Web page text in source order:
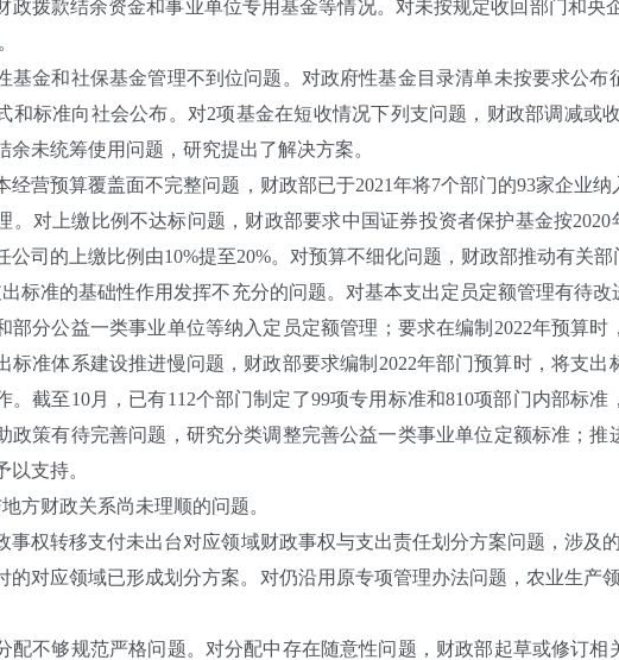
政拨款结余资金和事业单位专用基金等情况。对未按规定收回部门和央
金和社保基金管理不到位问题。对政府性基金目录清单未按要求公布
和标准向社会公布。对2项基金在短收情况下列支问题，财政部调减或
余未统筹使用问题，研究提出了解决方案。
预算覆盖面不完整问题，财政部已于2021年将7个部门的93家企业纳
。对上缴比例不达标问题，财政部要求中国证券投资者保护基金按
公司的上缴比例由10%提至20%。对预算不细化问题，财政部推动有关
准的基础性作用发挥不充分的问题。对基本支出定员定额管理有待改
部分公益一类事业单位等纳入定员定额管理；要求在编制2022年预算
标准体系建设推进慢问题，财政部要求编制2022年部门预算时，将支
。截至10月，已有112个部门制定了99项专用标准和810项部门内部标
政策有待完善问题，研究分类调整完善公益一类事业单位定额标准；
以支持。
财政关系尚未理顺的问题。
转移支付未出台对应领域财政事权与支出责任划分方案问题，涉及
的对应领域已形成划分方案。对仍沿用原专项管理办法问题，农业生产
够规范严格问题。对分配中存在随意性问题，财政部起草或修订相